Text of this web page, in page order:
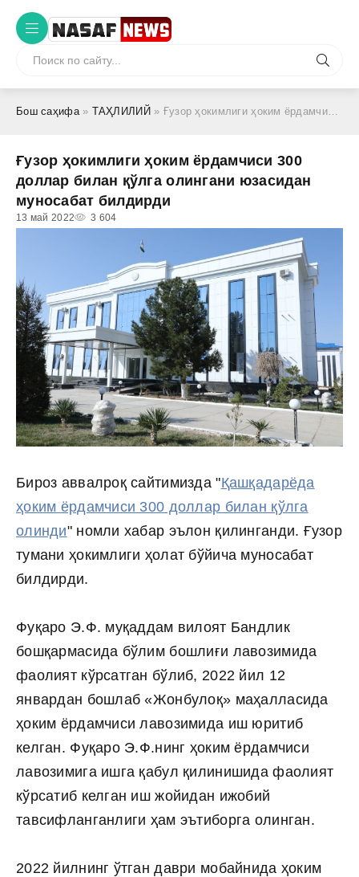
Бош саҳифа» ТАҲЛИЛИЙ » Ғузор ҳокимлиги ҳоким ёрдамчиси 300 доллар билан қўлга олингани юзасидан муносабат билдирди
Ғузор ҳокимлиги ҳоким ёрдамчиси 300
доллар билан қўлга олингани юзасидан
муносабат билдирди
13 май 2022 3 604
Бироз аввалроқ сайтимизда "Қашқадарёда
ҳоким ёрдамчиси 300 доллар билан қўлга
олинди" номли хабар эълон қилинганди. Ғузор
тумани ҳокимлиги ҳолат бўйича муносабат
билдирди.
Фуқаро Э.Ф. муқаддам вилоят Бандлик
бошқармасида бўлим бошлиғи лавозимида
фаолият кўрсатган бўлиб, 2022 йил 12
январдан бошлаб «Жонбулоқ» маҳалласида
ҳоким ёрдамчиси лавозимида иш юритиб
келган. Фуқаро Э.Ф.нинг ҳоким ёрдамчиси
лавозимига ишга қабул қилинишида фаолият
кўрсатиб келган иш жойидан ижобий
тавсифланганлиги ҳам эътиборга олинган.
2022 йилнинг ўтган даври мобайнида ҳоким